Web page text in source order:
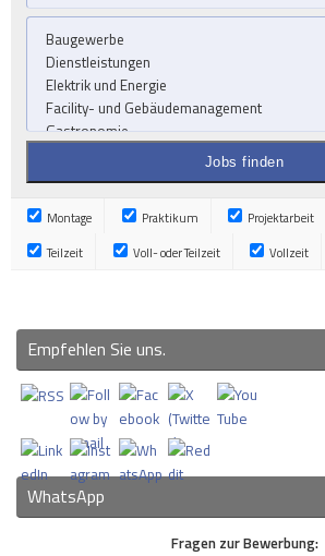
Montage Praktikum Projektarbeit
Teilzeit
Voll- oder Teilzeit Vollzeit
Empfehlen Sie uns.
WhatsApp
Fragen zur Bewerbung: